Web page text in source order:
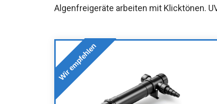
Algenfreigeräte arbeiten mit Klicktönen.
Wir empfehlen